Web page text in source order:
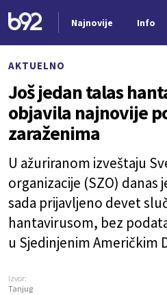
Najnovije Info
AKTUELNO
Još jedan talas
objavila najnovije
zaraženima
U ažuriranom izveštaju
organizacije (SZO) danas
sada prijavljeno devet
hantavirusom, bez
u Sjedinjenim Američkim
Izvor:
Tanjug